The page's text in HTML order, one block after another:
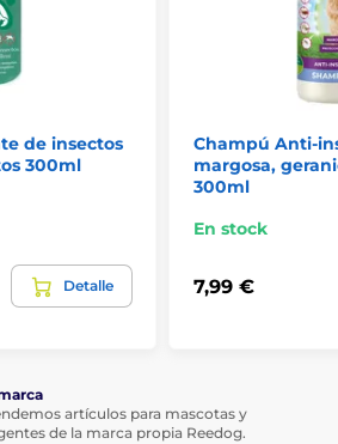
apto para pieles sensibles
del perro con abundante agua
en cuello, lomo, manos y
de humedad con un secador
pelo.
de insectos
300ml
Detalle
Champú Anti-
margosa,
300ml
En stock
7,99 €
artículos para mascotas y
de la marca propia Reedog.